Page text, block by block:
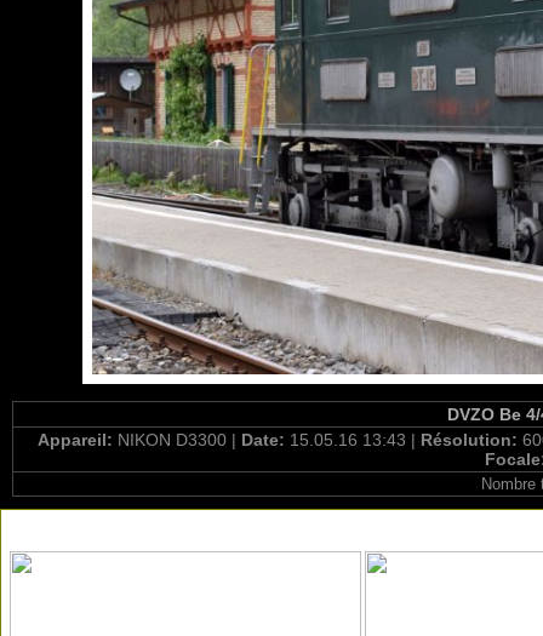
DVZO Be
Appareil: NIKON D3300 | Date: 15.05.16 13:43 | Résolution: